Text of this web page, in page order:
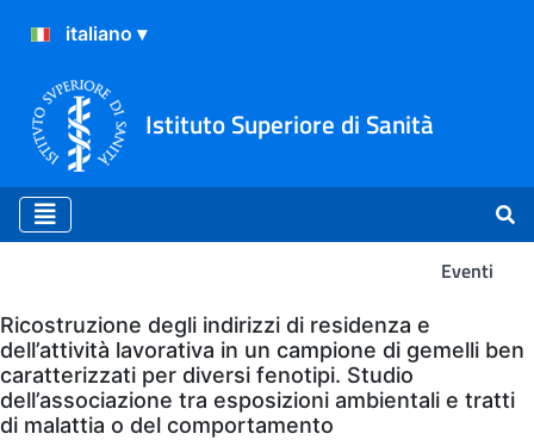
Istituto Superiore di Sanità
Eventi
Eventi
Ricostruzione degli indirizzi di residenza e
dell’attività lavorativa in un campione di gemelli ben
caratterizzati per diversi fenotipi. Studio
dell’associazione tra esposizioni ambientali e tratti
di malattia o del comportamento